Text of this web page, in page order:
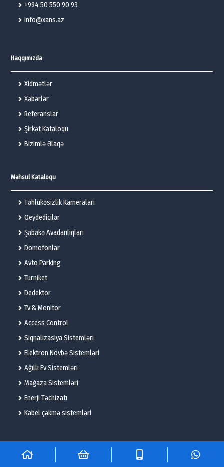
+994 50 550 90 93
info@xans.az
Haqqımızda
Xidmətlər
Xəbərlər
Referanslar
Şirkət Kataloqu
Bizimlə Əlaqə
Məhsul Kataloqu
Təhlükəsizlik Kameraları
Qeydedicilər
Şəbəkə Avadanlıqları
Domofonlar
Avto Parking
Turniket
Dedektor
Tv & Monitor
Access Control
Siqnalizasiya Sistemləri
Elektron Növbə Sistemləri
Ağıllı Ev Sistemləri
Mağaza Sistemləri
Enerji Təchizatı
Kabel çəkmə sistemləri
© 2025 – Flame Technologies